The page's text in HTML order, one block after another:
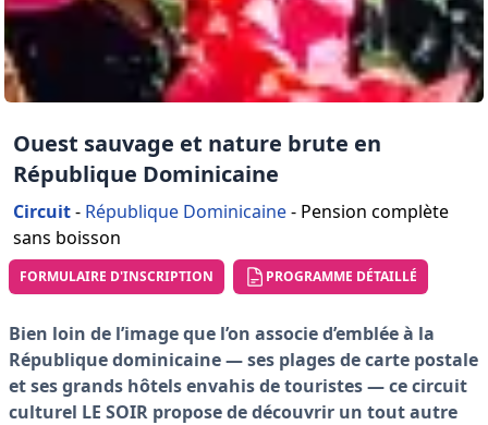
Ouest sauvage et nature brute en
République Dominicaine
Circuit- République Dominicaine- Pension complète
sans boisson
FORMULAIRE D'INSCRIPTION PROGRAMME DÉTAILLÉ
Bien loin de l’image que l’on associe d’emblée à la
République dominicaine — ses plages de carte postale
et ses grands hôtels envahis de touristes — ce circuit
culturel LE SOIR propose de découvrir un tout autre